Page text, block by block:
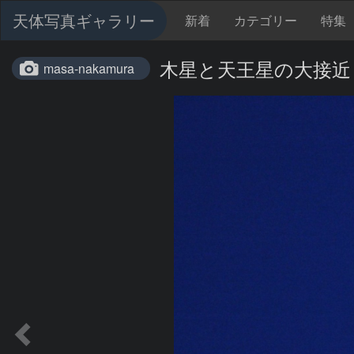
天体写真ギャラリー 新着 カテゴリー 特集
masa-nakamura 木星と天王星の大接近